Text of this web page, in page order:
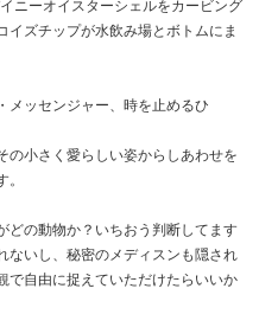
ニーオイスターシェルをカービング
イズチップが水飲み場とボトムにま
メッセンジャー、時を止めるひ
の小さく愛らしい姿からしあわせを
どの動物か？いちおう判断してます
ないし、秘密のメディスンも隠され
で自由に捉えていただけたらいいか